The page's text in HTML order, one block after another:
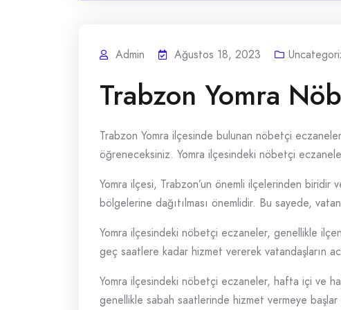
Admin Ağustos 18, 2023
Trabzon Yomra
Trabzon Yomra ilçesinde bulunan nöbetçi
öğreneceksiniz. Yomra ilçesindeki nöbetçi
Yomra ilçesi, Trabzon’un önemli ilçelerinden
bölgelerine dağıtılması önemlidir. Bu sayede,
Yomra ilçesindeki nöbetçi eczaneler, genellikle
geç saatlere kadar hizmet vererek vatandaşların
Yomra ilçesindeki nöbetçi eczaneler, hafta içi ve
genellikle sabah saatlerinde hizmet vermeye